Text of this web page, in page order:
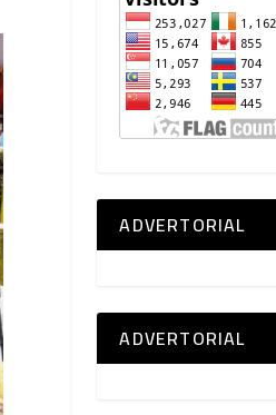
ADVERTORIAL
ADVERTORIAL